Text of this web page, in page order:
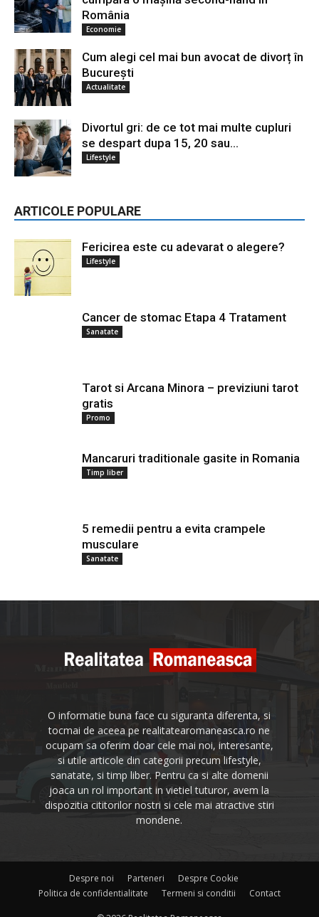
România
Economie
Cum alegi cel mai bun avocat de divorț în
București
Actualitate
Divortul gri: de ce tot mai multe cupluri
se despart dupa 15, 20 sau...
Lifestyle
ARTICOLE POPULARE
Fericirea este cu adevarat o alegere?
Lifestyle
Cancer de stomac Etapa 4 Tratament
Sanatate
Tarot si Arcana Minora – previziuni tarot
gratis
Promo
Mancaruri traditionale gasite in Romania
Timp liber
5 remedii pentru a evita crampele
musculare
Sanatate
O informatie buna face cu siguranta diferenta, si
tocmai de aceea pe realitatearomaneasca.ro ne
ocupam sa oferim doar cele mai noi, interesante,
si utile articole din categorii precum lifestyle,
sanatate, si timp liber. Pentru ca si alte domenii
joaca un rol important in vietiel tuturor, avem la
dispozitia cititorilor nostri si cele mai atractive stiri
mondene.
Despre noi Parteneri
Despre Cookie
Politica de confidentialitate
Termeni si conditii Contact